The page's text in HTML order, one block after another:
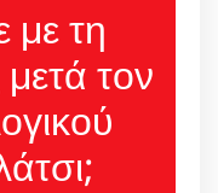
με τη
τον